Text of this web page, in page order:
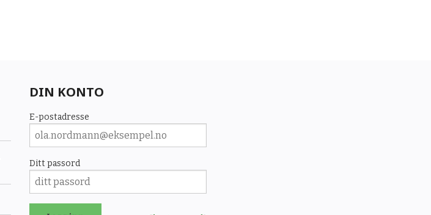
DIN KONTO
E-postadresse
Ditt passord